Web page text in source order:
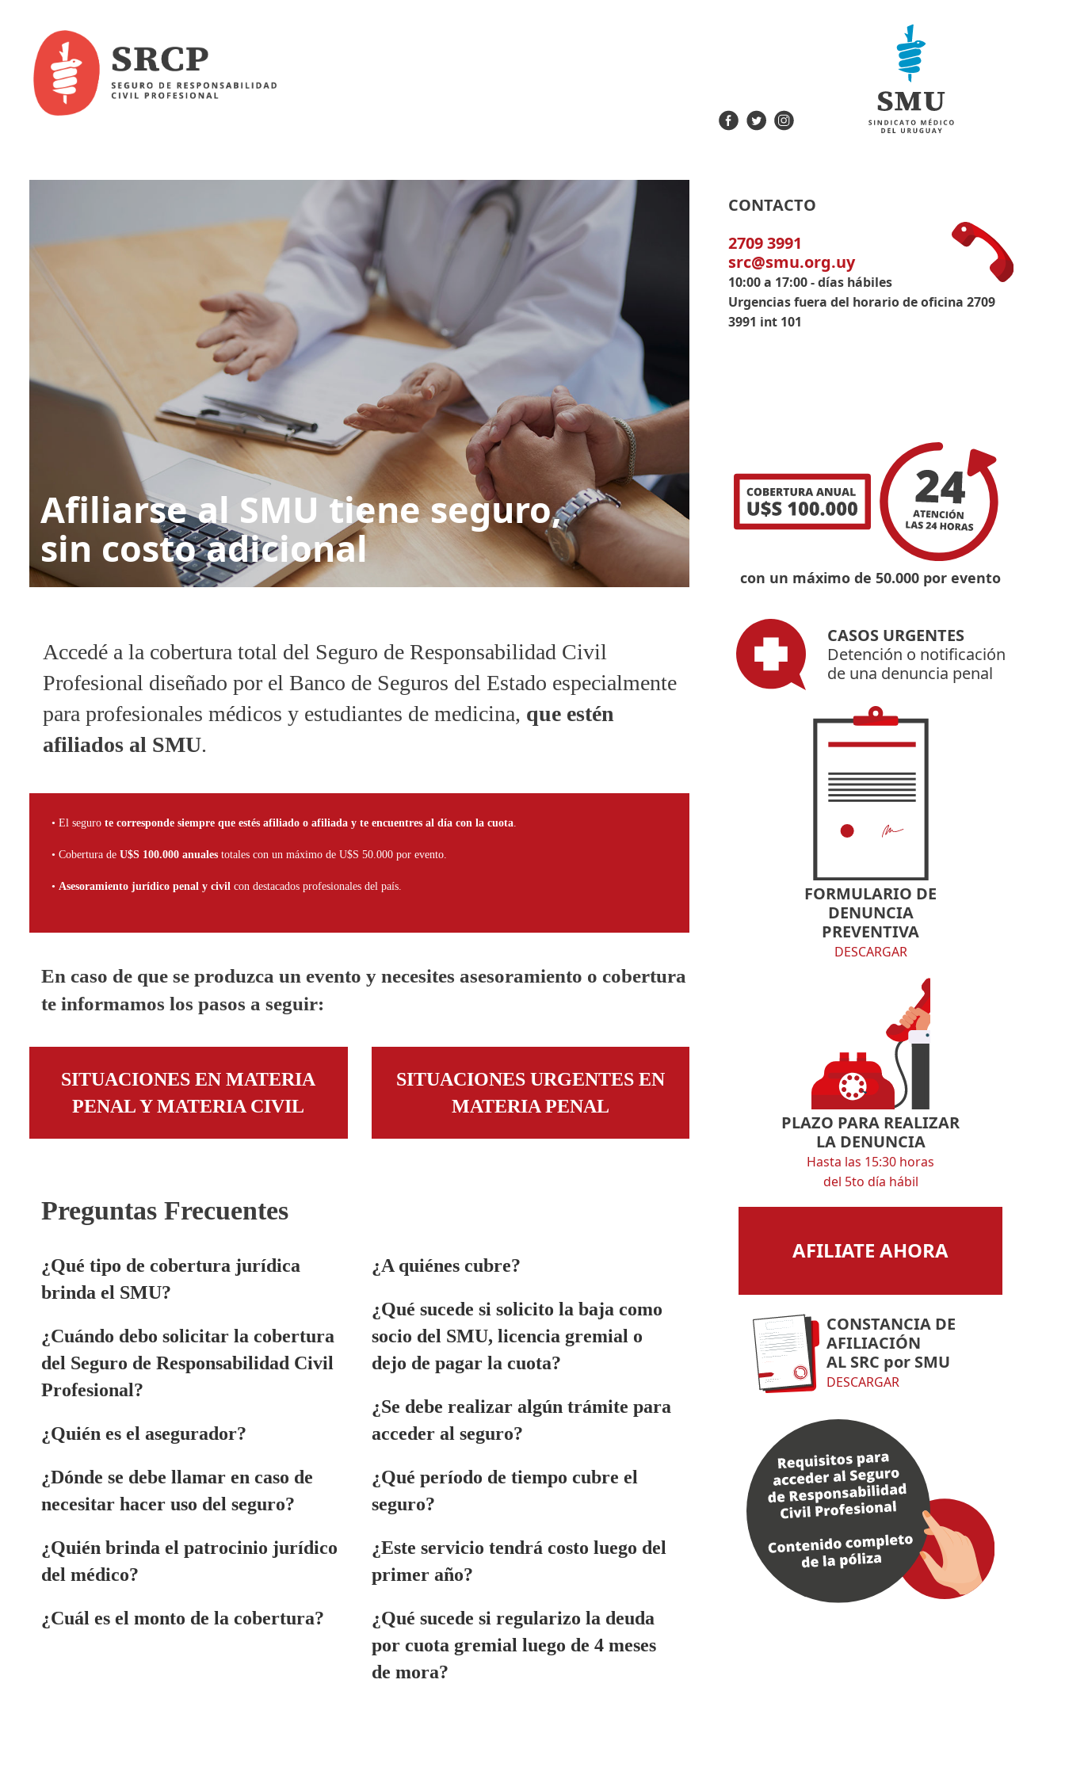
Afiliarse al SMU tiene seguro,
sin costo adicional
CONTACTO
2709 3991
src@smu.org.uy
10:00 a 17:00 - días hábiles
Urgencias fuera del horario de oficina 2709
3991 int 101
con un máximo de 50.000 por evento
Accedé a la cobertura total del Seguro de Responsabilidad Civil
Profesional diseñado por el Banco de Seguros del Estado especialmente
para profesionales médicos y estudiantes de medicina, que estén
afiliados al SMU.
• El seguro te corresponde siempre que estés afiliado o afiliada y te encuentres al día con la cuota.
• Cobertura de U$S 100.000 anualestotales con un máximo de U$S 50.000 por evento.
• Asesoramiento jurídico penal y civil con destacados profesionales del país.
En caso de que se produzca un evento y necesites asesoramiento o cobertura
te informamos los pasos a seguir:
SITUACIONES EN MATERIA
PENAL Y MATERIA CIVIL
SITUACIONES URGENTES EN
MATERIA PENAL
Preguntas Frecuentes
¿Qué tipo de cobertura jurídica
brinda el SMU?
¿Cuándo debo solicitar la cobertura
del Seguro de Responsabilidad Civil
Profesional?
¿Quién es el asegurador?
¿Dónde se debe llamar en caso de
necesitar hacer uso del seguro?
¿Quién brinda el patrocinio jurídico
del médico?
¿Cuál es el monto de la cobertura?
¿A quiénes cubre?
¿Qué sucede si solicito la baja como
socio del SMU, licencia gremial o
dejo de pagar la cuota?
¿Se debe realizar algún trámite para
acceder al seguro?
¿Qué período de tiempo cubre el
seguro?
¿Este servicio tendrá costo luego del
primer año?
¿Qué sucede si regularizo la deuda
por cuota gremial luego de 4 meses
de mora?
CASOS URGENTES
Detención o notificación
de una denuncia penal
FORMULARIO DE
DENUNCIA
PREVENTIVA
DESCARGAR
PLAZO PARA REALIZAR
LA DENUNCIA
Hasta las 15:30 horas
del 5to día hábil
AFILIATE AHORA
CONSTANCIA DE
AFILIACIÓN
AL SRC por SMU
DESCARGAR